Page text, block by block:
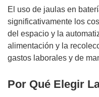
El uso de jaulas en
significativamente los
del espacio y la
alimentación y la
gastos laborales y de
Por Qué Elegir